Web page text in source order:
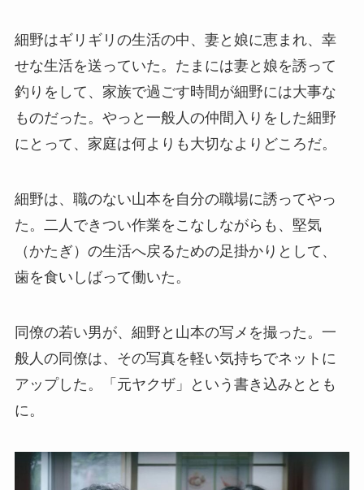
細野はギリギリの生活の中、妻と娘に恵まれ、幸
せな生活を送っていた。たまには妻と娘を誘って
釣りをして、家族で過ごす時間が細野には大事な
ものだった。やっと一般人の仲間入りをした細野
にとって、家庭は何よりも大切なよりどころだ。
細野は、職のない山本を自分の職場に誘ってやっ
た。二人できつい作業をこなしながらも、堅気
（かたぎ）の生活へ戻るための足掛かりとして、
歯を食いしばって働いた。
同僚の若い男が、細野と山本の写メを撮った。一
般人の同僚は、その写真を軽い気持ちでネットに
アップした。「元ヤクザ」という書き込みととも
に。